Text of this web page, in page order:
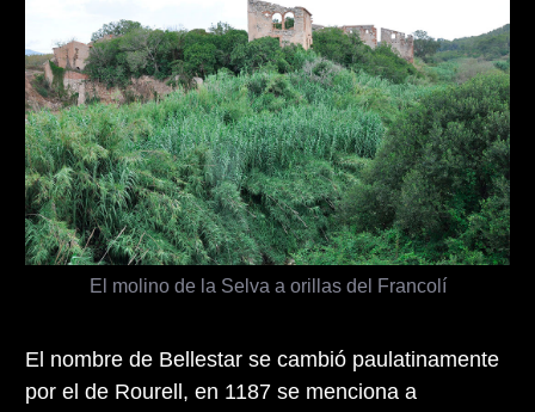
El molino de la Selva a orillas del Francolí
El nombre de Bellestar se cambió paulatinamente
por el de Rourell, en 1187 se menciona a